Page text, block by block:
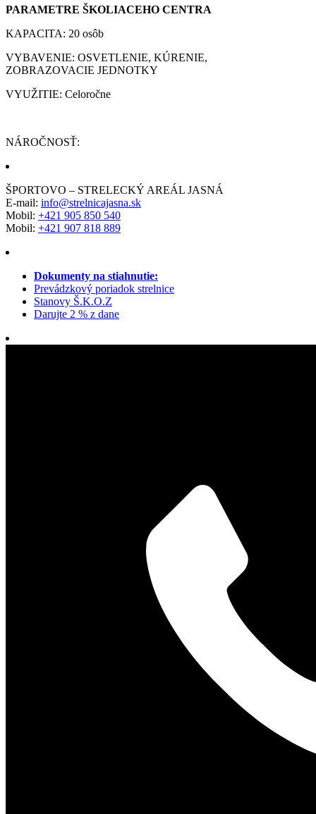
PARAMETRE ŠKOLIACEHO CENTRA
KAPACITA: 20 osôb
VYBAVENIE: OSVETLENIE, KÚRENIE,
ZOBRAZOVACIE JEDNOTKY
VYUŽITIE: Celoročne
NÁROČNOSŤ:
ŠPORTOVO – STRELECKÝ AREÁL JASNÁ
E-mail: info@strelnicajasna.sk
Mobil: +421 905 850 540
Mobil: +421 907 818 889
Dokumenty na stiahnutie:
Prevádzkový poriadok strelnice
Stanovy Š.K.O.Z
Darujte 2 % z dane